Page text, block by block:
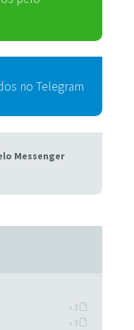
no Telegram
Messenger
» 3
» 3